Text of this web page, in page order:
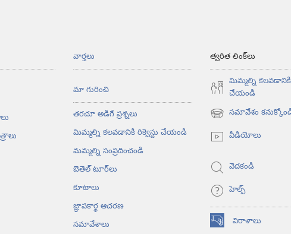
వార్తలు
మా గురించి
తరచూ అడిగే ప్రశ్నలు
మిమ్మల్ని కలవడానికి రిక్వెస్టు చేయండి
మమ్మల్ని సంప్రదించండి
బెతెల్‌ టూర్‌లు
కూటాలు
జ్ఞాపకార్థ ఆచరణ
సమావేశాలు
త్వరిత లింక్‌లు
మిమ్మల్ని కలవడానికి
చేయండి
సమావేశం
(కొత్త
విండో
ఓపెన్‌
వీడియోలు
వెదకండి
హెల్ప్‌
విరాళాలు
(కొత్త